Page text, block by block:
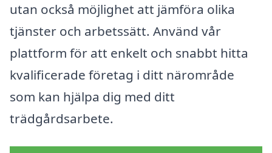
utan också möjlighet att jämföra olika
tjänster och arbetssätt. Använd vår
plattform för att enkelt och snabbt hitta
kvalificerade företag i ditt närområde
som kan hjälpa dig med ditt
trädgårdsarbete.